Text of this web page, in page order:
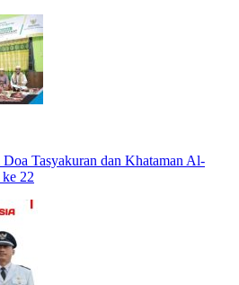
Tasyakuran dan Khataman Al-
22